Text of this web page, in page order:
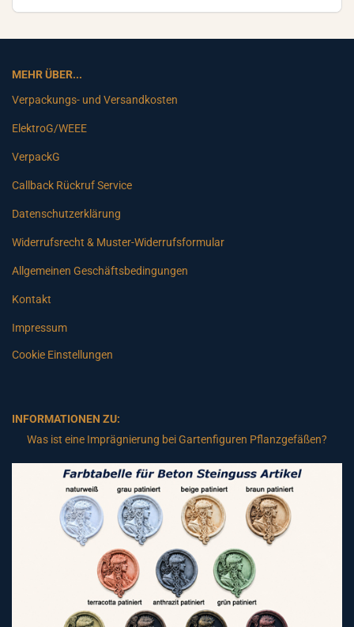
MEHR ÜBER...
Verpackungs- und Versandkosten
ElektroG/WEEE
VerpackG
Callback Rückruf Service
Datenschutzerklärung
Widerrufsrecht & Muster-Widerrufsformular
Allgemeinen Geschäftsbedingungen
Kontakt
Impressum
Cookie Einstellungen
INFORMATIONEN ZU:
Was ist eine Imprägnierung bei Gartenfiguren Pflanzgefäßen?